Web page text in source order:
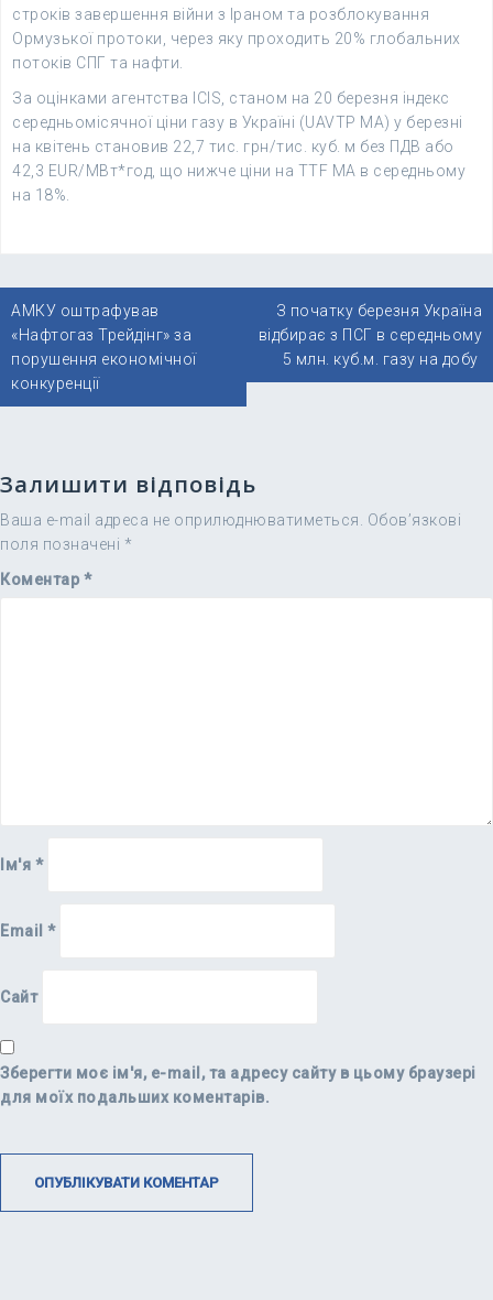
строків завершення війни з Іраном та розблокування
Ормузької протоки, через яку проходить 20% глобальних
потоків СПГ та нафти.
За оцінками агентства ICIS, станом на 20 березня індекс
середньомісячної ціни газу в Україні (UAVTP MA) у березні
на квітень становив 22,7 тис. грн/тис. куб. м без ПДВ або
42,3 EUR/МВт*год, що нижче ціни на TTF MA в середньому
на 18%.
Навігація
записів
АМКУ оштрафував
«Нафтогаз Трейдінг» за
порушення економічної
конкуренції
З початку березня Україна
відбирає з ПСГ в середньому
5 млн. куб.м. газу на добу
Залишити відповідь
Ваша e-mail адреса не оприлюднюватиметься.
Обов’язкові
поля позначені *
Коментар *
Ім'я *
Email *
Сайт
Зберегти моє ім'я, e-mail, та адресу сайту в цьому браузері
для моїх подальших коментарів.